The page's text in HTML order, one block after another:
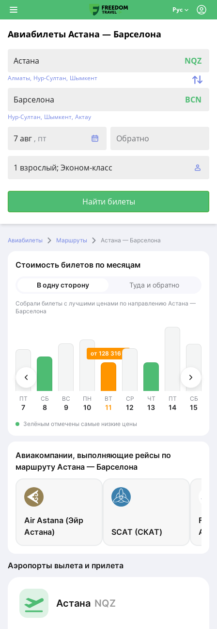
Рус
Авиабилеты Астана — Барселона
NQZ
Алматы, Нур-Султан, Шымкент
BCN
Нур-Султан, Шымкент, Актау
7 авг , пт Обратно
1 взрослый; Эконом-класс
Найти билеты
Авиабилеты Маршруты Астана — Барселона
Стоимость билетов по месяцам
В одну сторону Туда и обратно
Собрали билеты с лучшими ценами по направлению Астана —
Барселона
ПТ
7
СБ
8
ВС
9
ПН
10
от 128 316 ₸
ВТ
11
СР
12
ЧТ
13
ПТ
14
СБ
15
Зелёным отмечены самые низкие цены
Авиакомпании, выполняющие рейсы по
маршруту Астана — Барселона
Air Astana (Эйр
Астана)
SCAT (СКАТ)
Аэропорты вылета и прилета
Астана NQZ